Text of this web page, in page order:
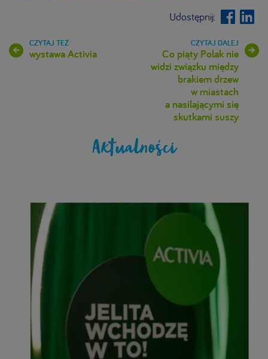
Udostępnij:
wystawa Activia
Co piąty Polak nie
widzi związku między
brakiem drzew
w miastach
a nasilającymi się
skutkami suszy
Aktualności